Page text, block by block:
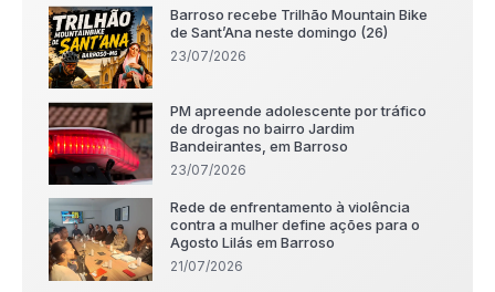
Barroso recebe Trilhão Mountain Bike
de Sant’Ana neste domingo (26)
23/07/2026
PM apreende adolescente por tráfico
de drogas no bairro Jardim
Bandeirantes, em Barroso
23/07/2026
Rede de enfrentamento à violência
contra a mulher define ações para o
Agosto Lilás em Barroso
21/07/2026